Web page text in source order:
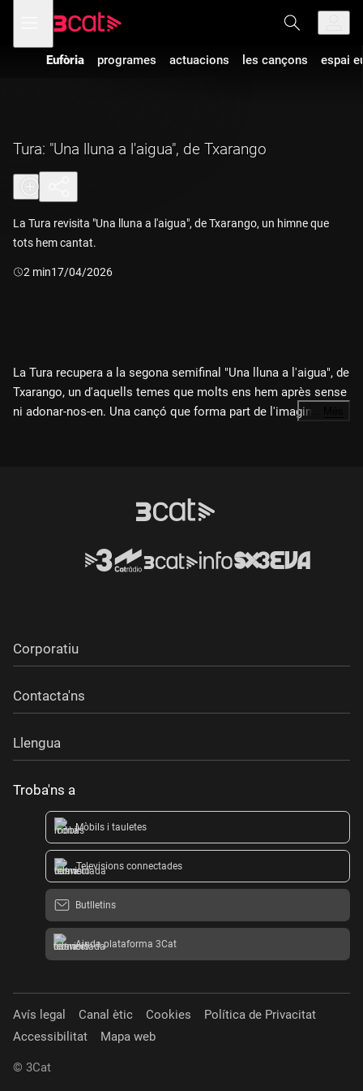
navegació
principal
menú
de
Eufòria programes actuacions les cançons espai
Tura: "Una lluna a l'aigua", de Txarango
La Tura revisita "Una lluna a l'aigua", de Txarango, un himne que
tots hem cantat.
Durada:
2 min17/04/2026
La Tura recupera a la segona semifinal "Una lluna a l'aigua", de
Txarango, un d'aquells temes que molts ens hem après sense
ni adonar-nos-en. Una cançó que forma part de l'imaginari
…
Corporatiu
Contacta'ns
Llengua
Troba'ns a
Mòbils i tauletes
Televisions connectades
Butlletins
Ajuda plataforma 3Cat
Avís legal Canal ètic Cookies
Política de Privacitat
Accessibilitat
Mapa web
© 3Cat